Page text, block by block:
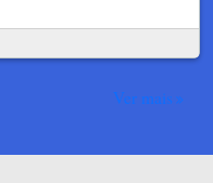
Ver mais